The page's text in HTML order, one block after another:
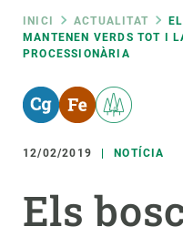
Fil
d'ariadna
INICI ACTUALITAT
MANTENEN VERDS TOT I
PROCESSIONÀRIA
12/02/2019 NOTÍCIA
Els
RRSS
Featured
RECERCA